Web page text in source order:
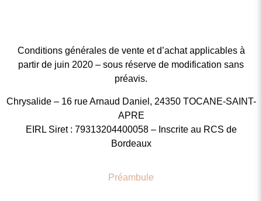
Conditions générales de vente et d’achat applicables à
partir de juin 2020 – sous réserve de modification sans
préavis.
Chrysalide – 16 rue Arnaud Daniel, 24350 TOCANE-SAINT-
APRE
EIRL Siret : 79313204400058 – Inscrite au RCS de
Bordeaux
Préambule